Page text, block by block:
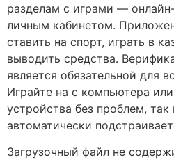
разделам с играми —
личным кабинетом.
ставить на спорт, играть в
выводить средства.
является обязательной для
Играйте на с компьютера
устройства без проблем, так
автоматически
Загрузочный файл не